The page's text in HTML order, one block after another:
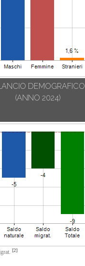
DEMOGRAFICO
(ANNO 2024)
[2]